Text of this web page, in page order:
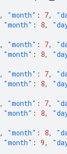
, "month" : 7,
"month" : 8,
, "month" : 7,
"month" : 8,
, "month" : 7,
"month" : 8,
, "month" : 7,
"month" : 8,
, "month" : 8,
"month" : 9,